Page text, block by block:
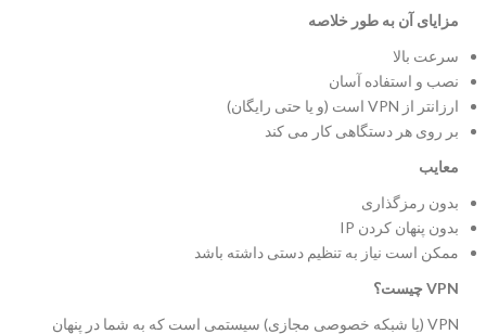
مزایای آن به طور خلاصه
سرعت بالا
نصب و استفاده آسان
ارزانتر از VPN است (و یا حتی رایگان)
بر روی هر دستگاهی کار می کند
معایب
بدون رمزگذاری
بدون پنهان کردن IP
ممکن است نیاز به تنظیم دستی داشته باشد
VPN چیست؟
VPN (یا شبکه خصوصی مجازی) سیستمی است که به شما در پنهان